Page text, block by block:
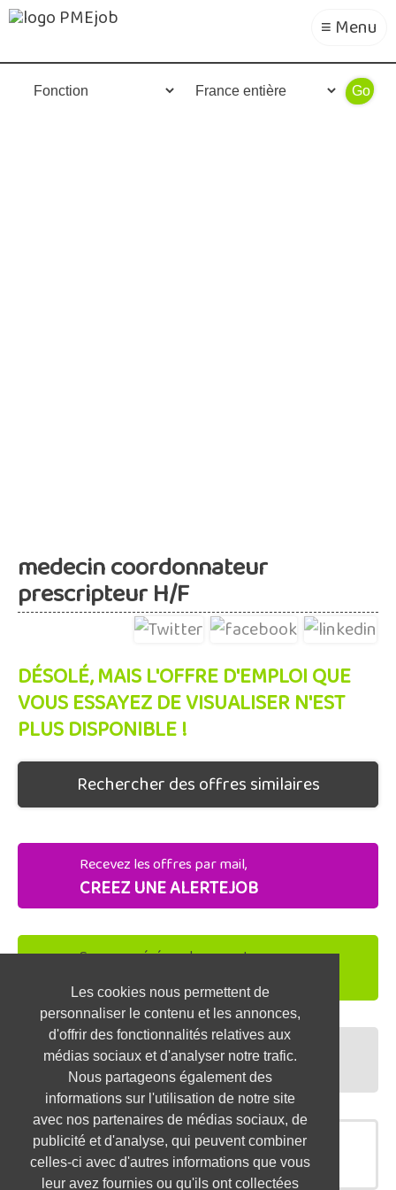
Les cookies nous permettent de
personnaliser le contenu et les annonces,
d'offrir des fonctionnalités relatives aux
médias sociaux et d'analyser notre trafic.
Nous partageons également des
informations sur l'utilisation de notre site
avec nos partenaires de médias sociaux, de
publicité et d'analyse, qui peuvent combiner
celles-ci avec d'autres informations que vous
leur avez fournies ou qu'ils ont collectées
≡ Menu
medecin coordonnateur
prescripteur H/F
DÉSOLÉ, MAIS L'OFFRE D'EMPLOI QUE
VOUS ESSAYEZ DE VISUALISER N'EST
PLUS DISPONIBLE !
Rechercher des offres similaires
Recevez les offres par mail,
CREEZ UNE ALERTEJOB
Soyez repéré par les recruteurs,
DEPOSEZ VOTRE CV
Préparez vos entretiens,
TESTEZ-VOUS
OFFRES SIMILAIRES